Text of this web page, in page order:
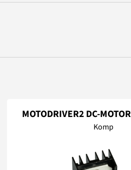
MOTODRIVER2 DC-
Komp